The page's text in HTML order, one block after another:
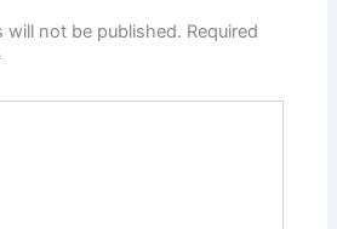
will not be published. Required